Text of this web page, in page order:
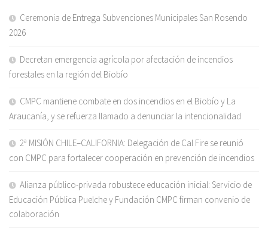
Ceremonia de Entrega Subvenciones Municipales San Rosendo
2026
Decretan emergencia agrícola por afectación de incendios
forestales en la región del Biobío
CMPC mantiene combate en dos incendios en el Biobío y La
Araucanía, y se refuerza llamado a denunciar la intencionalidad
2ª MISIÓN CHILE–CALIFORNIA: Delegación de Cal Fire se reunió
con CMPC para fortalecer cooperación en prevención de incendios
Alianza público-privada robustece educación inicial: Servicio de
Educación Pública Puelche y Fundación CMPC firman convenio de
colaboración